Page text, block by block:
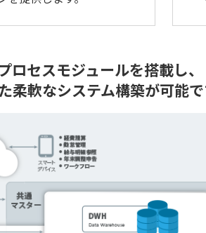
ロセスモジュールを搭載し、
柔軟なシステム構築が可能